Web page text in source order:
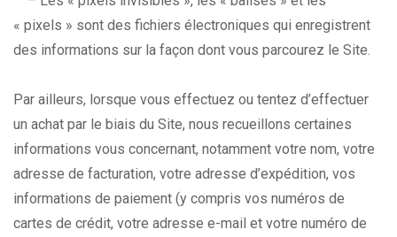
« pixels » sont des fichiers électroniques qui enregistrent
des informations sur la façon dont vous parcourez le Site.
Par ailleurs, lorsque vous effectuez ou tentez d’effectuer
un achat par le biais du Site, nous recueillons certaines
informations vous concernant, notamment votre nom, votre
adresse de facturation, votre adresse d’expédition, vos
informations de paiement (y compris vos numéros de
cartes de crédit, votre adresse e-mail et votre numéro de